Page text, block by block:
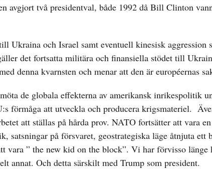
avgjort två presidentval, både 1992 då Bill Clinton
Ukraina och Israel samt eventuell kinesisk aggression
det fortsatta militära och finansiella stödet till
denna kvarnsten och menar att den är européernas
de globala effekterna av amerikansk inrikespolitik
förmåga att utveckla och producera krigsmateriel.
att ställas på hårda prov. NATO fortsätter att vara
satsningar på försvaret, geostrategiska läge åtnjuta
” the new kid on the block”. Vi har förvisso länge
annat. Och detta särskilt med Trump som president.